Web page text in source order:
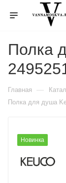
Полка
Главная —
Полка для душа
Новинка